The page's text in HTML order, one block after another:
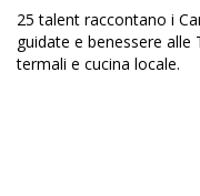
25 talent raccontano i
guidate e benessere
termali e cucina locale.